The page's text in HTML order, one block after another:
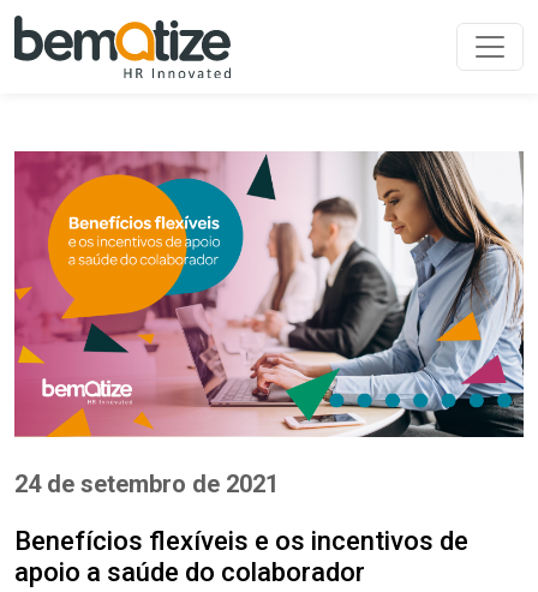
24 de setembro de 2021
Benefícios flexíveis e os incentivos de
apoio a saúde do colaborador